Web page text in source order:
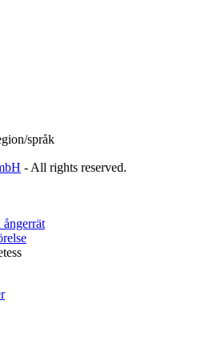
språk
- All rights reserved.